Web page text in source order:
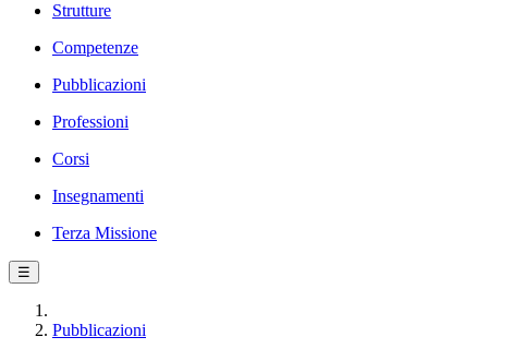
Strutture
Competenze
Pubblicazioni
Professioni
Corsi
Insegnamenti
Terza Missione
☰
Pubblicazioni